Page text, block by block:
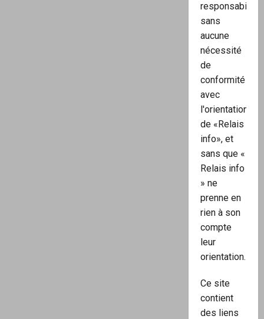
responsabilité,
sans
aucune
nécessité
de
conformité
avec
l'orientation
de «Relais
info», et
sans que «
Relais info
» ne
prenne en
rien à son
compte
leur
orientation.
Ce site
contient
des liens